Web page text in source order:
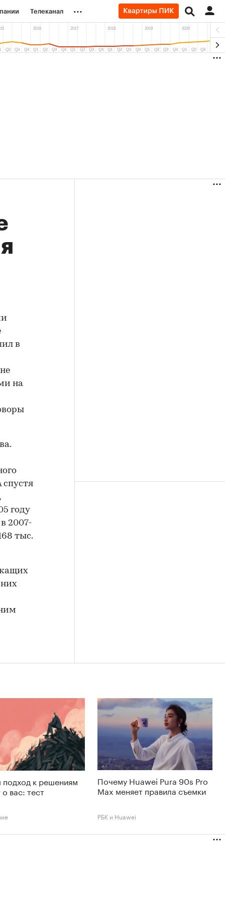
Телеканал ...
в
на
году
2007-
тыс.
к решениям
вас: тест
Почему Huawei Pura 90s Pro
Max меняет правила съемки
РБК и Huawei